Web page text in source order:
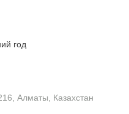
год
Алматы, Казахстан